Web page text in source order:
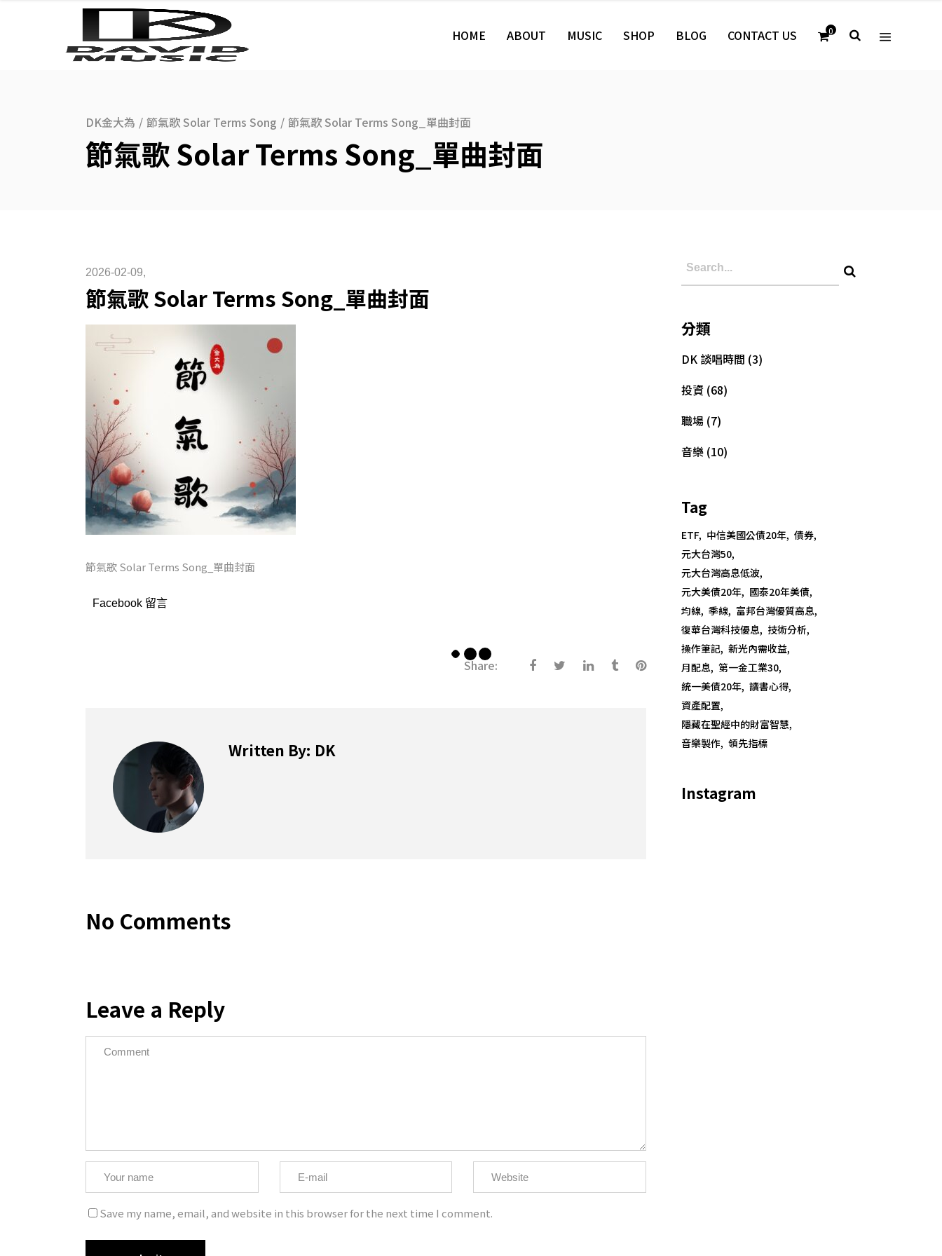
HOME ABOUT MUSIC SHOP BLOG CONTACT US 0
DK金大為 / 節氣歌 Solar Terms Song / 節氣歌 Solar Terms Song_單曲封面
節氣歌 Solar Terms Song_單曲封面
2026-02-09
節氣歌 Solar Terms Song_單曲封面
節氣歌 Solar Terms Song_單曲封面
Facebook 留言
Share:
Written By: DK
No Comments
Leave a Reply
Save my name, email, and website in this browser for the next time I comment.
分類
DK 談唱時間 (3)
投資 (68)
職場 (7)
音樂 (10)
Tag
ETF 中信美國公債20年 債券
元大台灣50
元大台灣高息低波
元大美債20年 國泰20年美債
均線 季線 富邦台灣優質高息
復華台灣科技優息 技術分析
操作筆記 新光內需收益
月配息 第一金工業30
統一美債20年 讀書心得
資產配置
隱藏在聖經中的財富智慧
音樂製作 領先指標
Instagram
客服信箱：imdavidmusic@qq.com